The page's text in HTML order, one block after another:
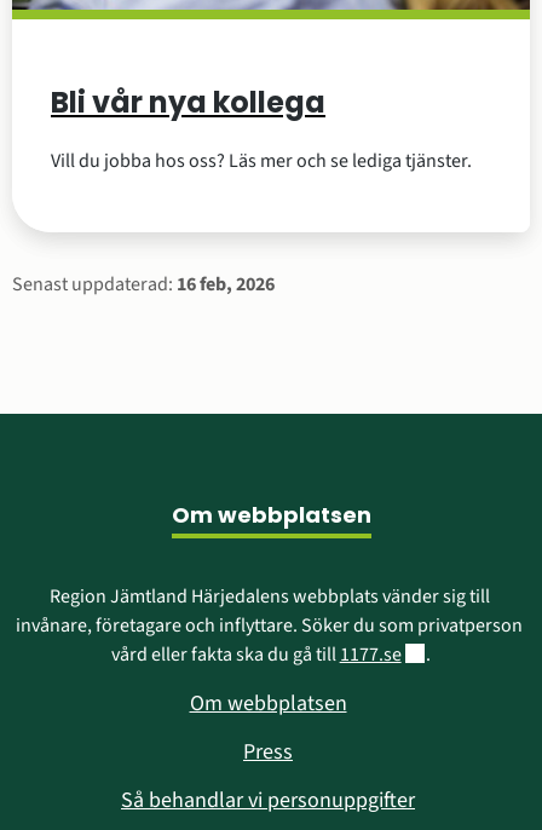
Bli vår nya kollega
Vill du jobba hos oss? Läs mer och se lediga tjänster.
Sidinformation
Senast uppdaterad: 16 feb, 2026
Om webbplatsen
Region Jämtland Härjedalens webbplats vänder sig till
invånare, företagare och inflyttare. Söker du som privatperson
vård eller fakta ska du gå till 1177.seLänk till annan
.
Om webbplatsen
Press
Så behandlar vi personuppgifter